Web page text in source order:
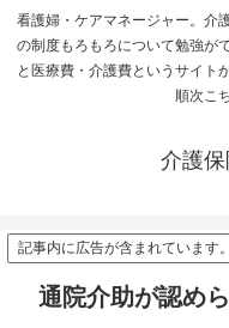
看護婦・ケアマネージャー。介
の制度もろもろについて勉強が
と医療費・介護費というサイト
順次こ
介護
記事内に広告が含まれています。
通院介助が認め